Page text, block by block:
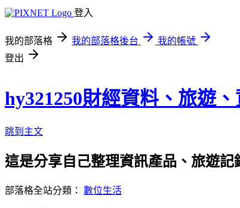
登入
我的部落格 我的部落格後台
我的帳號
登出
hy321250財經資料、旅遊
跳到主文
這是分享自己整理資訊產品、旅遊
部落格全站分類： 數位生活